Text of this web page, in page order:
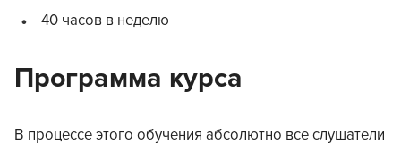
40 часов в неделю
Программа курса
В процессе этого обучения абсолютно все слушатели